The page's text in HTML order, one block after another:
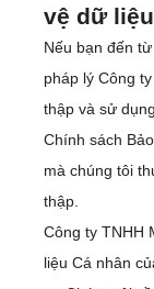
vệ dữ liệu
Nếu bạn đến
pháp lý Công
thập và sử
Chính sách
mà chúng tôi
thập.
Công ty TNHH
liệu Cá nhân